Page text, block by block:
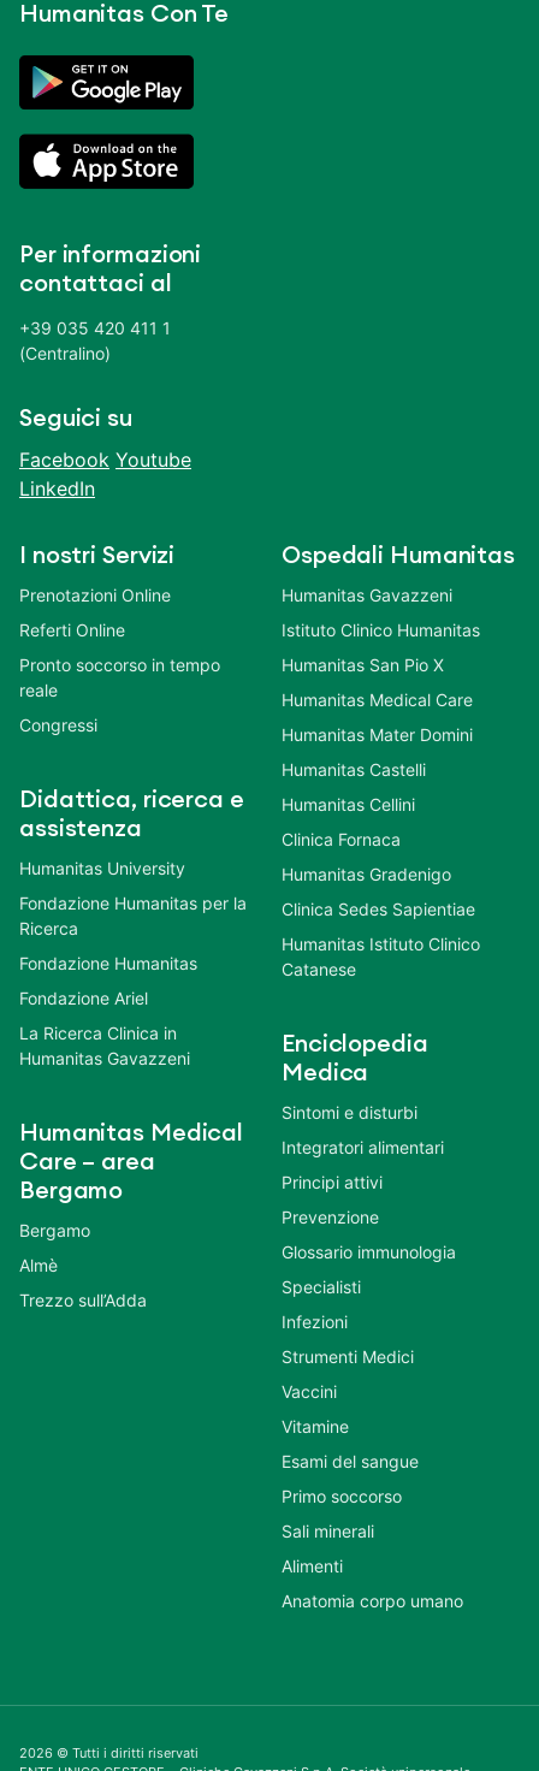
Humanitas Con Te
Per informazioni
contattaci al
+39 035 420 411 1
(Centralino)
Seguici su
Facebook Youtube
LinkedIn
I nostri Servizi
Prenotazioni Online
Referti Online
Pronto soccorso in tempo
reale
Congressi
Didattica, ricerca e
assistenza
Humanitas University
Fondazione Humanitas per la
Ricerca
Fondazione Humanitas
Fondazione Ariel
La Ricerca Clinica in
Humanitas Gavazzeni
Humanitas Medical
Care – area
Bergamo
Bergamo
Almè
Trezzo sull’Adda
Ospedali Humanitas
Humanitas Gavazzeni
Istituto Clinico Humanitas
Humanitas San Pio X
Humanitas Medical Care
Humanitas Mater Domini
Humanitas Castelli
Humanitas Cellini
Clinica Fornaca
Humanitas Gradenigo
Clinica Sedes Sapientiae
Humanitas Istituto Clinico
Catanese
Enciclopedia
Medica
Sintomi e disturbi
Integratori alimentari
Principi attivi
Prevenzione
Glossario immunologia
Specialisti
Infezioni
Strumenti Medici
Vaccini
Vitamine
Esami del sangue
Primo soccorso
Sali minerali
Alimenti
Anatomia corpo umano
2026 © Tutti i diritti riservati